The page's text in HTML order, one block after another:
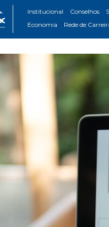
Institucional Conselhos
Economia
Rede de